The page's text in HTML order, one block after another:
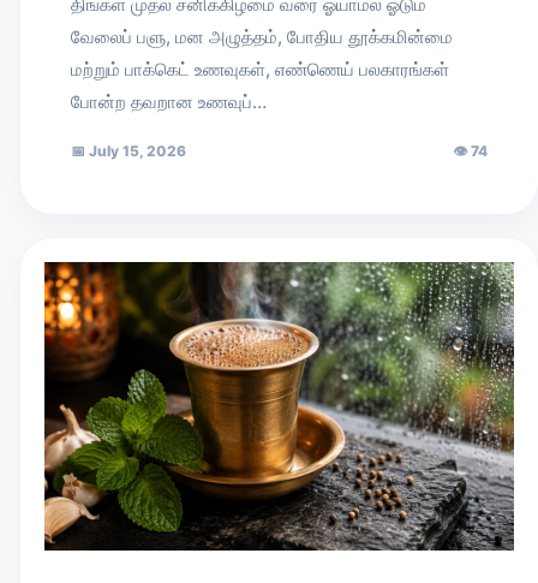
வேலைப் பளு, மன அழுத்தம், போதிய தூக்கமின்மை
மற்றும் பாக்கெட் உணவுகள், எண்ணெய் பலகாரங்கள்
போன்ற தவறான உணவுப்…
📅 July 15, 2026 👁74